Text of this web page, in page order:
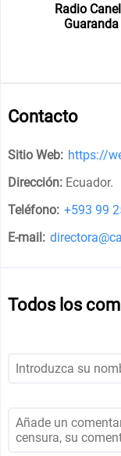
Radio
Guaranda
Contacto
Sitio Web: https://
Dirección: Ecuador.
Teléfono: +593 99
E-mail:
Todos los